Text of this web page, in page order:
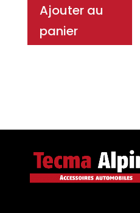
Ajouter au
panier